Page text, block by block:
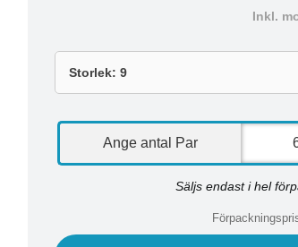
Inkl.
Ange antal Par
Säljs endast i hel